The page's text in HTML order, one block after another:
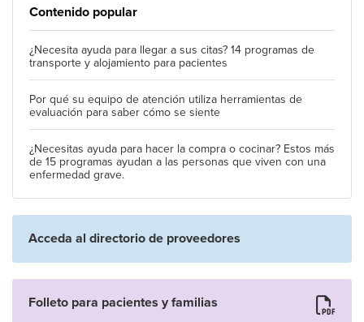
Contenido popular
¿Necesita ayuda para llegar a sus citas? 14 programas de
transporte y alojamiento para pacientes
Por qué su equipo de atención utiliza herramientas de
evaluación para saber cómo se siente
¿Necesitas ayuda para hacer la compra o cocinar? Estos más
de 15 programas ayudan a las personas que viven con una
enfermedad grave.
Acceda al directorio de proveedores
Folleto para pacientes y familias